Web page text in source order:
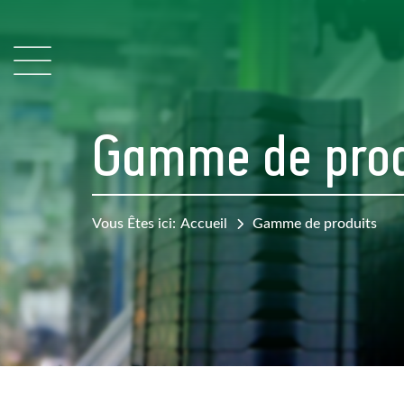
Gamme de
Vous Êtes ici: Accueil Gamme de produits